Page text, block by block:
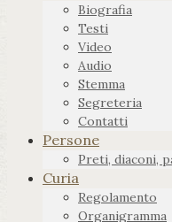
Biografia
Testi
Video
Audio
Stemma
Segreteria
Contatti
Persone
Preti, diaconi,
Curia
Regolamento
Organigramma